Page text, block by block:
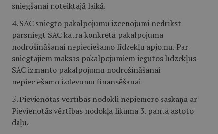
sniegšanai noteiktajā laikā.
4. SAC sniegto pakalpojumu izcenojumi nedrīkst
pārsniegt SAC katra konkrētā pakalpojuma
nodrošināšanai nepieciešamo līdzekļu apjomu. Par
sniegtajiem maksas pakalpojumiem iegūtos līdzekļus
SAC izmanto pakalpojumu nodrošināšanai
nepieciešamo izdevumu finansēšanai.
5. Pievienotās vērtības nodokli nepiemēro saskaņā ar
Pievienotās vērtības nodokļa likuma 3. panta astoto
daļu.